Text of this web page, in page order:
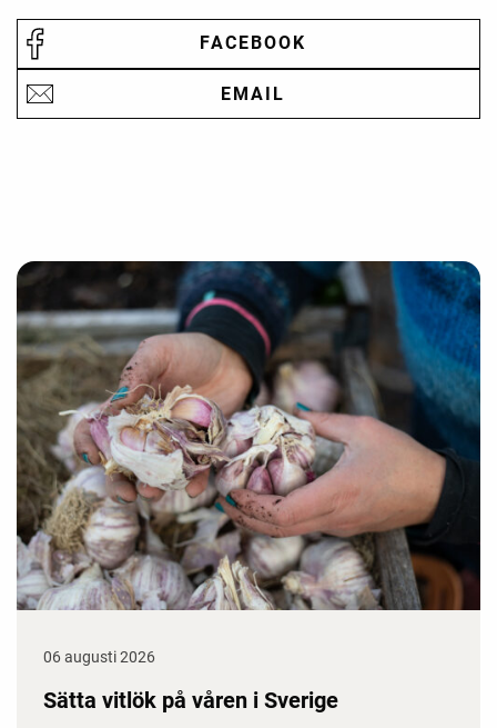
FACEBOOK
EMAIL
06 augusti 2026
Sätta vitlök på våren i Sverige